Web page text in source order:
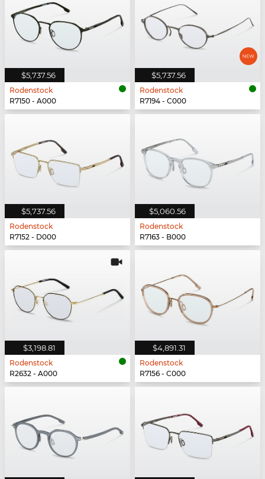
$5,737.56
Rodenstock
R7150 - A000
$5,737.56
Rodenstock
R7194 - C000
$5,737.56
Rodenstock
R7152 - D000
$5,060.56
Rodenstock
R7163 - B000
$3,198.81
Rodenstock
R2632 - A000
$4,891.31
Rodenstock
R7156 - C000